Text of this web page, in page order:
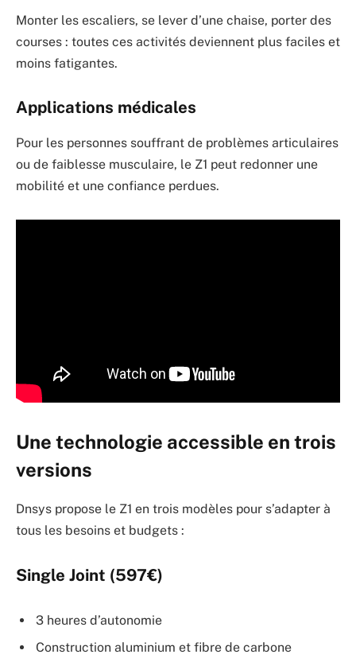
Monter les escaliers, se lever d’une chaise, porter des
courses : toutes ces activités deviennent plus faciles et
moins fatigantes.
Applications médicales
Pour les personnes souffrant de problèmes articulaires
ou de faiblesse musculaire, le Z1 peut redonner une
mobilité et une confiance perdues.
Une technologie accessible en trois
versions
Dnsys propose le Z1 en trois modèles pour s’adapter à
tous les besoins et budgets :
Single Joint (597€)
3 heures d’autonomie
Construction aluminium et fibre de carbone